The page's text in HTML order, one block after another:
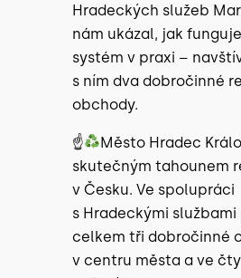
Hradeckých služeb
nám ukázal, jak
systém v praxi –
s ním dva dobročinné
obchody.
☝
Město Hradec
skutečným tahounem
v Česku. Ve spolupráci
s Hradeckými
celkem tři dobročinné
v centru města a ve